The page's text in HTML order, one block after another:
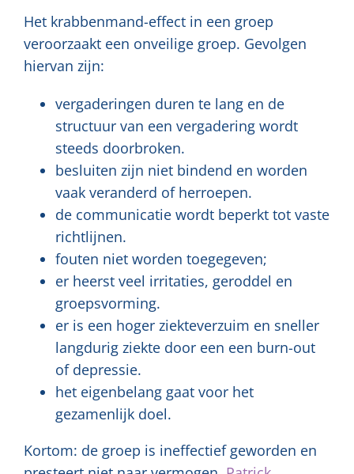
Het krabbenmand-effect in een groep
veroorzaakt een onveilige groep. Gevolgen
hiervan zijn:
vergaderingen duren te lang en de
structuur van een vergadering wordt
steeds doorbroken.
besluiten zijn niet bindend en worden
vaak veranderd of herroepen.
de communicatie wordt beperkt tot vaste
richtlijnen.
fouten niet worden toegegeven;
er heerst veel irritaties, geroddel en
groepsvorming.
er is een hoger ziekteverzuim en sneller
langdurig ziekte door een een burn-out
of depressie.
het eigenbelang gaat voor het
gezamenlijk doel.
Kortom: de groep is ineffectief geworden en